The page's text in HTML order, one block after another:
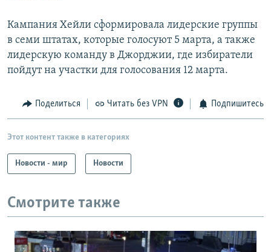
Кампания Хейли сформировала лидерские группы
в семи штатах, которые голосуют 5 марта, а также
лидерскую команду в Джорджии, где избиратели
пойдут на участки для голосования 12 марта.
Поделиться Читать без VPN Подпишитесь
Этот контент также в категориях
Новости - мир Новости
Смотрите также